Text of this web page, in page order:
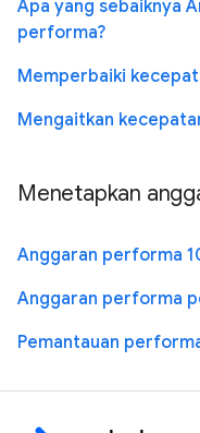
Apa yang sebaiknya
performa?
Memperbaiki
Mengaitkan
Menetapkan
Anggaran performa
Anggaran performa
Pemantauan